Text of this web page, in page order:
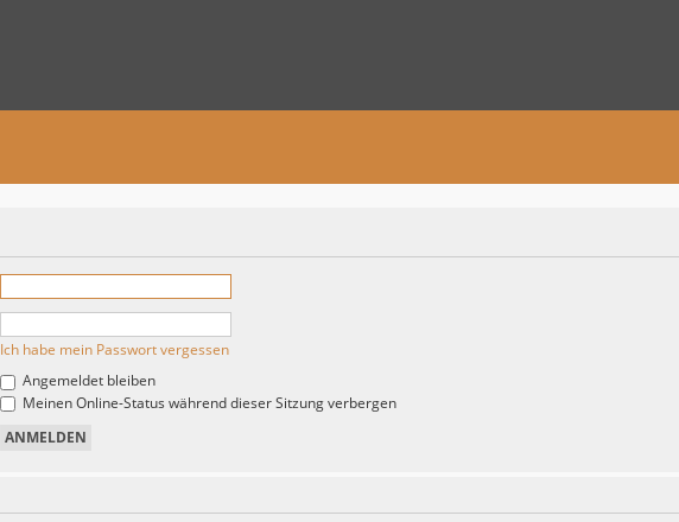
Ich habe mein Passwort vergessen
Angemeldet bleiben
Meinen Online-Status während dieser Sitzung verbergen